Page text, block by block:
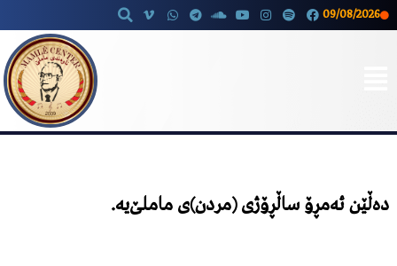
09/08/2026
دەڵێن ئەمڕۆ ساڵڕۆژی (مردن)ی ماملێ‌یە.